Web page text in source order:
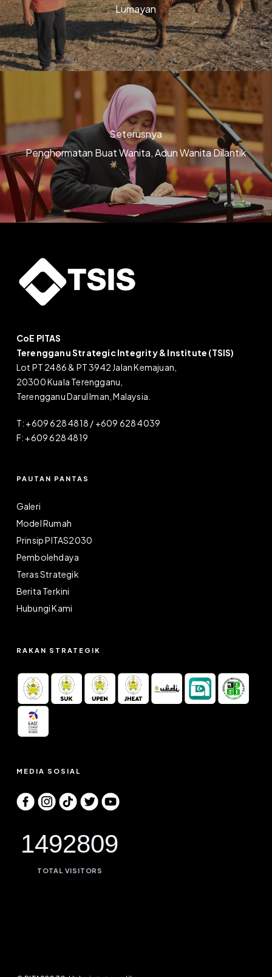
Lumayan
Seterusnya
Penghormatan Buat Wanita, Adun Wanita Dilantik
CoE PITAS
Terengganu Strategic Integrity & Institute (TSIS)
Lot PT 2486 & PT 3942 Jalan Kemajuan,
20300 Kuala Terengganu,
Terengganu Darul Iman, Malaysia.
T: +609 628 4818 / +609 628 4039
F: +609 628 4819
PAUTAN PANTAS
Galeri
Model Rumah
Prinsip PITAS2030
Pembolehdaya
Teras Strategik
Berita Terkini
Hubungi Kami
RAKAN STRATEGIK
MEDIA SOSIAL
1492809
TOTAL VISITORS